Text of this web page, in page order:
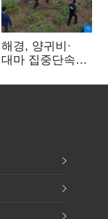
해경, 양귀비·
대마 집중단속…
249명 검거